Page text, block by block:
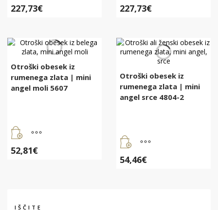
227,73€ 227,73€
Otroški obesek iz
rumenega zlata | mini
angel moli 5607
52,81€
Otroški obesek iz
rumenega zlata | mini
angel srce 4804-2
54,46€
IŠČITE